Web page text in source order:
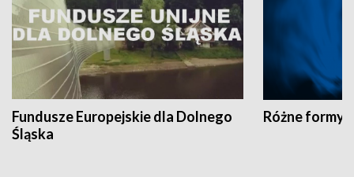
Fundusze Europejskie dla Dolnego
Śląska
Różne formy